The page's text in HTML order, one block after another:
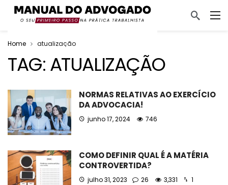
Home atualização
TAG:ATUALIZAÇÃO
NORMAS RELATIVAS AO EXERCÍCIO
DA ADVOCACIA!
junho 17, 2024 746
COMO DEFINIR QUAL É A MATÉRIA
CONTROVERTIDA?
julho 31, 2023 26 3,331 1